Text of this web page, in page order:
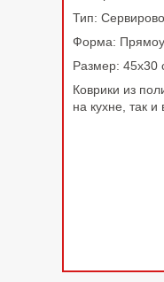
Тип:
Форма:
Размер: 45х30
Коврики из
на кухне, так